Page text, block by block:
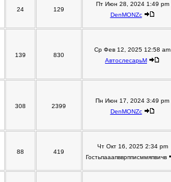
24 129
Пт Июн 28, 2024 1:49 pm
DenMONZc
139 830
Ср Фев 12, 2025 12:58 am
АвтослесарьM
308 2399
Пн Июн 17, 2024 3:49 pm
DenMONZc
88 419
Чт Окт 16, 2025 2:34 pm
Гостьпааапвврпписммяпвичв